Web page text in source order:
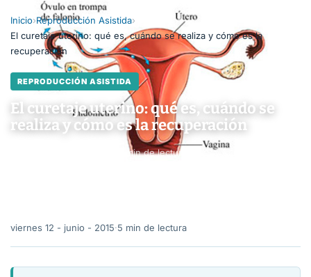
Inicio›Reproducción Asistida›
El curetaje uterino: qué es, cuándo se realiza y cómo es la
recuperación
REPRODUCCIÓN ASISTIDA
El curetaje uterino: qué es, cuándo se
realiza y cómo es la recuperación
5 min de lectura
viernes 12 - junio - 2015·5 min de lectura